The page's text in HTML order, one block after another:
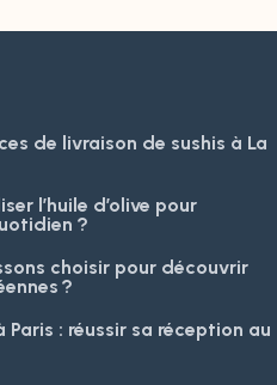
de livraison de sushis à La
l’huile d’olive pour
?
choisir pour découvrir
?
: réussir sa réception au